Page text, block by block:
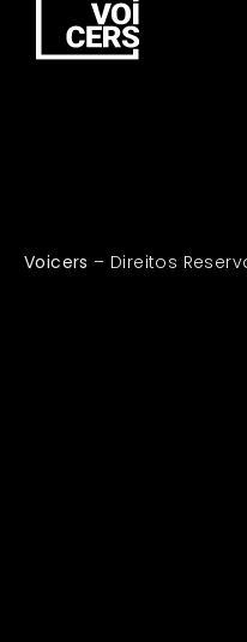
Voicers – Direitos